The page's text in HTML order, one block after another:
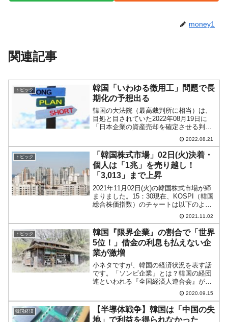
money1
関連記事
トピック
韓国「いわゆる徴用工」問題で長
期化の予想出る
韓国の大法院（最高裁判所に相当）は、
目処と目されていた2022年08月19日に
「日本企業の資産売却を確定させる判
断」を出しませんでした。08月19日は再
抗告が受理されてから4カ月後で、この日
までなら大法院は理由を示すことなく
「審理不続行」の...
2022.08.21
トピック
「韓国株式市場」02日(火)決着・
個人は「1兆」を売り越し！
「3,013」まで上昇
2021年11月02日(火)の韓国株式市場が締
まりました。15：30現在、KOSPI（韓国
総合株価指数）のチャートは以下のよう
『Investing.com』より引用）。上昇はし
てもののローソク足の半分ほどは削られ
ま...
2021.11.02
トピック
韓国『限界企業』の割合で「世界
5位！」借金の利息も払えない企
業が激増
小ネタですが、韓国の経済状況を表す話
です。「ソンビ企業」とは？韓国の経団
連といわれる『全国経済人連合会』が、
OECD（Organisation for Economic Co-
operation and Developmentの略：経済協
力...
2020.09.15
韓国経済
【半導体戦争】韓国は「中国の失
地」で利益を得られなかった